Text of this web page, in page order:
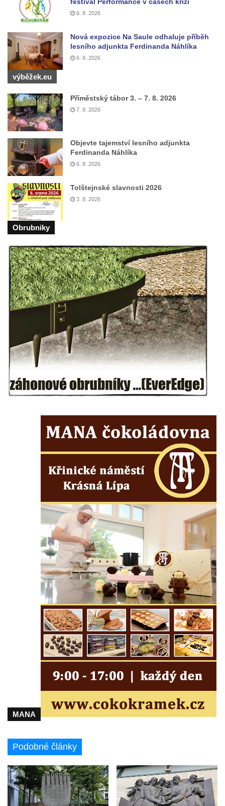
Sloup Panny Marie Bolestné v Chodové
Sloup Panny Marie s Ježíškem v Údlicích
Sloup Nejsvětější Trojice v Údlicích
Sloup se sochou svatého Josefa s
Sloup Panny Marie v Chodově
Sloup Panny Marie v Hořicích
Sloup Nejsvětější Trojice v Teplé
Sloup Panny Marie v Bečově nad Teplou
Sloup se sochou svatého Petra v Mnichově
Sloup Panny Marie v Práchni
Sloup svatého kříže v Třebušíně
Sloup Nejsvětější Trojice v Litvínově
Sloup svatého Antonína Paduánského v
Ústí nad Labem
Sloup svatého Jana Nepomuckého v
Rokycanech
Sloup Panny Marie v Červeném Hrádku
Sloup se sochou Piety v Jirkově
Torzo sloupu neznámého určení v Klášterci
nad Ohří
Sloup Panny Marie v Libochovicích
Sloup Panny Marie v Litoměřicích
Sloupová boží muka s reliéfy v Jáchymově
Sloup Nejsvětější Trojice ve Valči
Sloup Panny Marie ve Valči
Sloup svatého Jana Nepomuckého v Horní
Blatné
Sloup Panny Marie Polické v Horní Polici
Sloup se sochou svatého Šebestiána v
Žandově
Sloup Panny Marie u Černýše
Sloup Panny Marie v Okounově
Sloup Panny Marie v Hradci Králové
Sloup Panny Marie v Turnově
Sloup s kaplicí v Železném Brodě
Sloup s kaplicí v Hořicích
Sloup Panny Marie v Semilech
Sloup Panny Marie v Benešově nad
Sloup Panny Marie v Cebivi
Sloup Panny Marie v Kynšperku nad Ohří
Sloup Nejsvětější Trojice v Kynšperku nad
Sloup Panny Marie ve Stříbře
Sloup svatého Floriána v Bezdružicích
Sloup Nejsvětější Trojice ve Žluticích
Sloup Panny Marie s Ježíškem u hřbitova v
Místě
festival Performance v časech krizí
6. 8. 2026
Nová expozice Na Saule odhaluje příběh
lesního adjunkta Ferdinanda Náhlíka
6. 8. 2026
výběžek.eu
Příměstský tábor 3. – 7. 8. 2026
7. 8. 2026
Objevte tajemství lesního adjunkta
Ferdinanda Náhlíka
6. 8. 2026
Tolštejnské slavnosti 2026
3. 8. 2026
Obrubniky
MANA
Podobné články